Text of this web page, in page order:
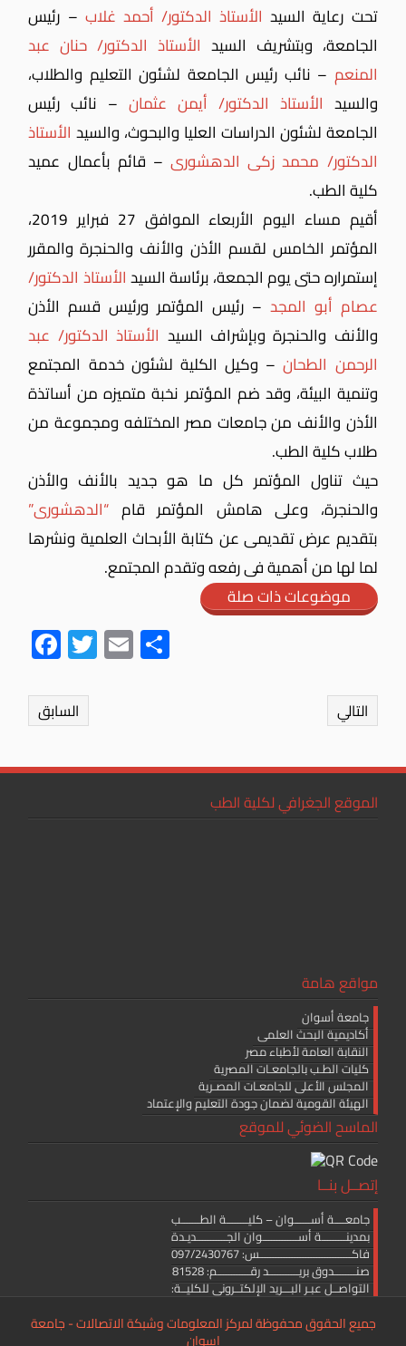
تحت رعاية السيد الأستاذ الدكتور/ أحمد غلاب – رئيس
الجامعة، وبتشريف السيد الأستاذ الدكتور/ حنان عبد
المنعم – نائب رئيس الجامعة لشئون التعليم والطلاب،
والسيد الأستاذ الدكتور/ أيمن عثمان– نائب رئيس
الجامعة لشئون الدراسات العليا والبحوث، والسيد الأستاذ
الدكتور/ محمد زكى الدهشورى– قائم بأعمال عميد
كلية الطب.
أقيم مساء اليوم الأربعاء الموافق 27 فبراير 2019،
المؤتمر الخامس لقسم الأذن والأنف والحنجرة والمقرر
إستمراره حتى يوم الجمعة، برئاسة السيدالأستاذ الدكتور/
عصام أبو المجد – رئيس المؤتمر ورئيس قسم الأذن
والأنف والحنجرة وبإشراف السيد الأستاذ الدكتور/ عبد
الرحمن الطحان– وكيل الكلية لشئون خدمة المجتمع
وتنمية البيئة، وقد ضم المؤتمر نخبة متميزه من أساتذة
الأذن والأنف من جامعات مصر المختلفه ومجموعة من
طلاب كلية الطب.
حيث تناول المؤتمر كل ما هو جديد بالأنف والأذن
والحنجرة، وعلى هامش المؤتمر قام “الدهشورى”
بتقديم عرض تقديمى عن كتابة الأبحاث العلمية ونشرها
لما لها من أهمية فى رفعه وتقدم المجتمع.
موضوعات ذات صلة
Fac
ok
Twit
Ema
السابق التالي
الموقع الجغرافي لكلية الطب
مواقع هامة
جامعة أسوان
أكاديمية البحث العلمى
النقابة العامة لأطباء مصر
كليات الطـب بالجامعـات المصرية
المجلس الأعلى للجامعـات المصـرية
الهيئة القومية لضمان جودة التعليم والإعتماد
الماسح الضوئي للموقع
إتصــل بنــا
جامعــــة أســــــوان – كليــــــــة الطـــــــب
بمدينـــــــــة أســـــــــــــوان الجـــــــــــديـدة
فاكــــــــــــــــــــــــــــــــــس: 097/2430767
صنــــــــدوق بريـــــــــــد رقــــــــــــم: 81528
التواصــل عبـر البـــريد الإلكتــرونى للكليــة:
جميع الحقوق محفوظة لمركز المعلومات وشبكة الاتصالات - جامعة
اسوان